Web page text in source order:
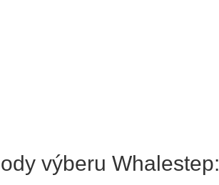
výberu Whalestep: